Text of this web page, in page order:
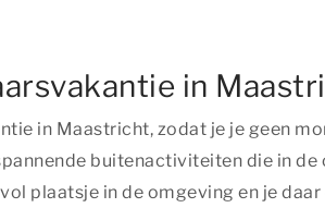
in
in Maastricht, zodat je je geen
buitenactiviteiten die in
plaatsje in de omgeving en je